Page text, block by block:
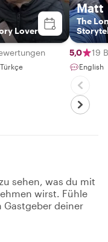
Lover
Matt
The
5,0 19
English
sehen, was du mit
wirst. Fühle
deiner